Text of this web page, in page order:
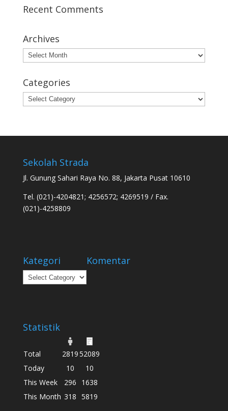
Recent Comments
Archives
Archives
Categories
Categories
Sekolah Strada
Jl. Gunung Sahari Raya No. 88, Jakarta Pusat 10610
Tel. (021)-4204821; 4256572; 4269519 / Fax.
(021)-4258809
Kategori
Kategori
Komentar
Statistik
Total 281952089
Today
10
10
This Week
296
1638
This Month 318 5819